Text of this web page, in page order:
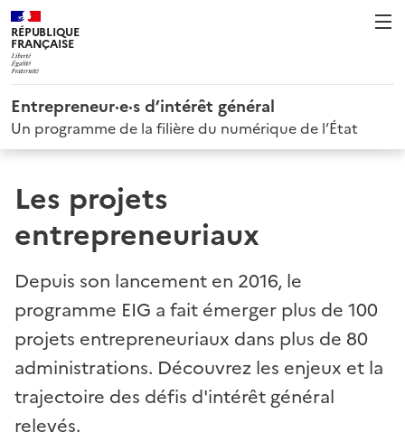
RÉPUBLIQUE
FRANÇAISE
Entrepreneur·e·s d’intérêt général
Un programme de la filière du numérique de l’État
Les projets
entrepreneuriaux
Depuis son lancement en 2016, le
programme EIG a fait émerger plus de 100
projets entrepreneuriaux dans plus de 80
administrations. Découvrez les enjeux et la
trajectoire des défis d'intérêt général
relevés.